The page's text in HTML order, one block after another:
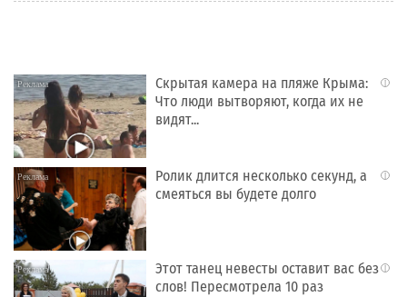
i
Скрытая камера на пляже Крыма:
Что люди вытворяют, когда их не
видят...
i
Ролик длится несколько секунд, а
смеяться вы будете долго
i
Этот танец невесты оставит вас без
слов! Пересмотрела 10 раз